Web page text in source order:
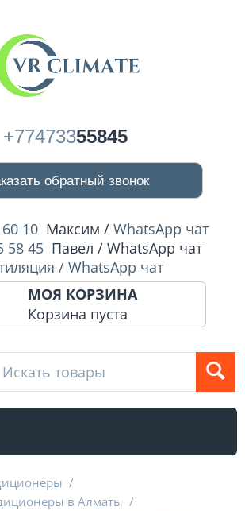
+77473355845
обратный звонок
10 Максим / WhatsApp чат
58 45 Павел / WhatsApp чат
/ WhatsApp чат
МОЯ КОРЗИНА
Корзина пуста
/
в Алматы /